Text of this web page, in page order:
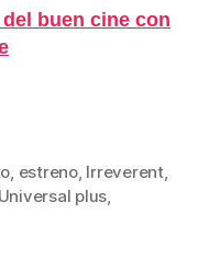
buen cine con
estreno, Irreverent,
Universal plus